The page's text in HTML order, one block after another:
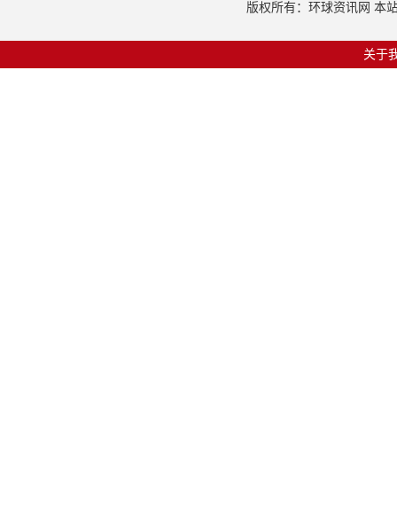
版权所有：环球资讯网 本
关于